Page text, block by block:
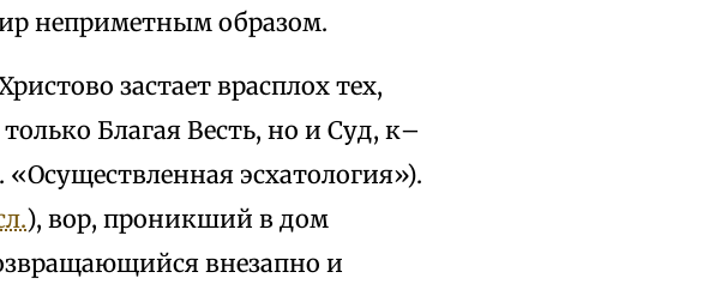
неприметным образом.
застает врасплох тех,
Благая Весть, но и Суд, к–
эсхатология»).
), вор, проникший в дом
внезапно и